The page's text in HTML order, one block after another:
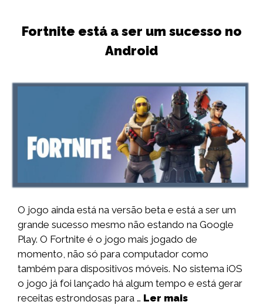
Fortnite está a ser um sucesso no
Android
O jogo ainda está na versão beta e está a ser um
grande sucesso mesmo não estando na Google
Play. O Fortnite é o jogo mais jogado de
momento, não só para computador como
também para dispositivos móveis. No sistema iOS
o jogo já foi lançado há algum tempo e está gerar
receitas estrondosas para … Ler mais